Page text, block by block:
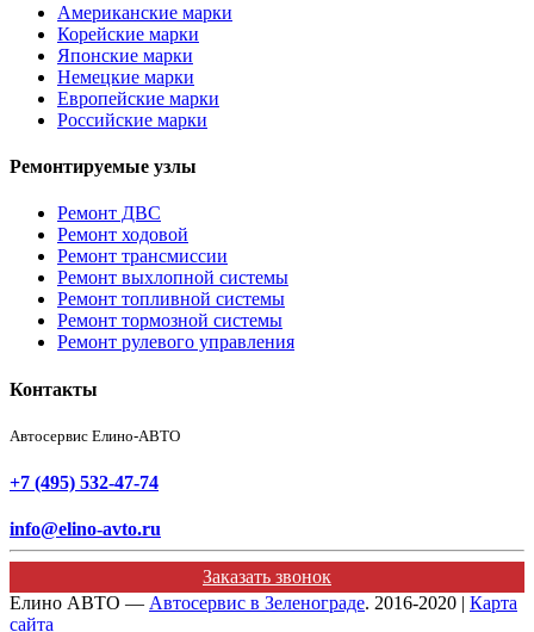
Американские марки
Корейские марки
Японские марки
Немецкие марки
Европейские марки
Российские марки
Ремонтируемые узлы
Ремонт ДВС
Ремонт ходовой
Ремонт трансмиссии
Ремонт выхлопной системы
Ремонт топливной системы
Ремонт тормозной системы
Ремонт рулевого управления
Контакты
Автосервис Елино-АВТО
+7 (495) 532-47-74
info@elino-avto.ru
Заказать звонок
Елино АВТО — Автосервис в Зеленограде. 2016-2020 | Карта
сайта